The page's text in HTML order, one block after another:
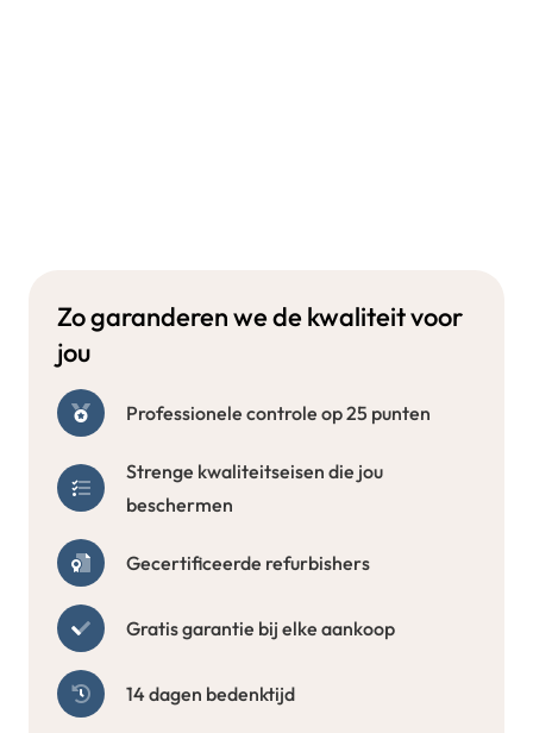
Zo garanderen we de kwaliteit voor
jou
Professionele controle op 25 punten
Strenge kwaliteitseisen die jou
beschermen
Gecertificeerde refurbishers
Gratis garantie bij elke aankoop
14 dagen bedenktijd